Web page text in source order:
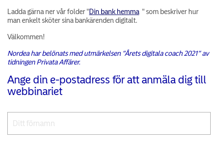
Ladda gärna ner vår folder "Din bank hemma " som beskriver hur
man enkelt sköter sina bankärenden digitalt.
Välkommen!
Nordea har belönats med utmärkelsen ”Årets digitala coach 2021” av
tidningen Privata Affärer.
Ange din e-postadress för att anmäla dig till
webbinariet